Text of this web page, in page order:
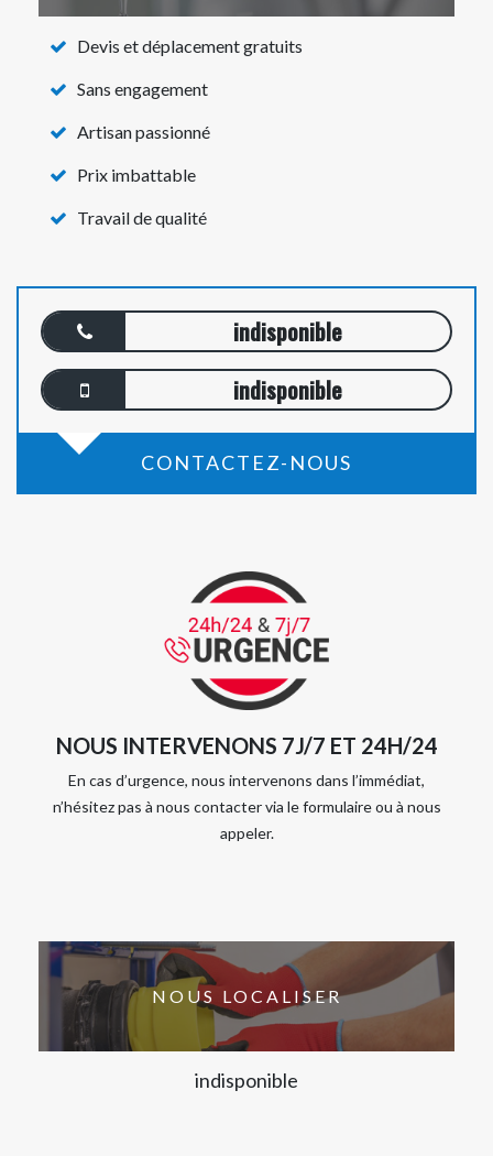
Devis et déplacement gratuits
Sans engagement
Artisan passionné
Prix imbattable
Travail de qualité
indisponible
indisponible
CONTACTEZ-NOUS
NOUS INTERVENONS 7J/7 ET 24H/24
En cas d’urgence, nous intervenons dans l’immédiat,
n’hésitez pas à nous contacter via le formulaire ou à nous
appeler.
NOUS LOCALISER
indisponible